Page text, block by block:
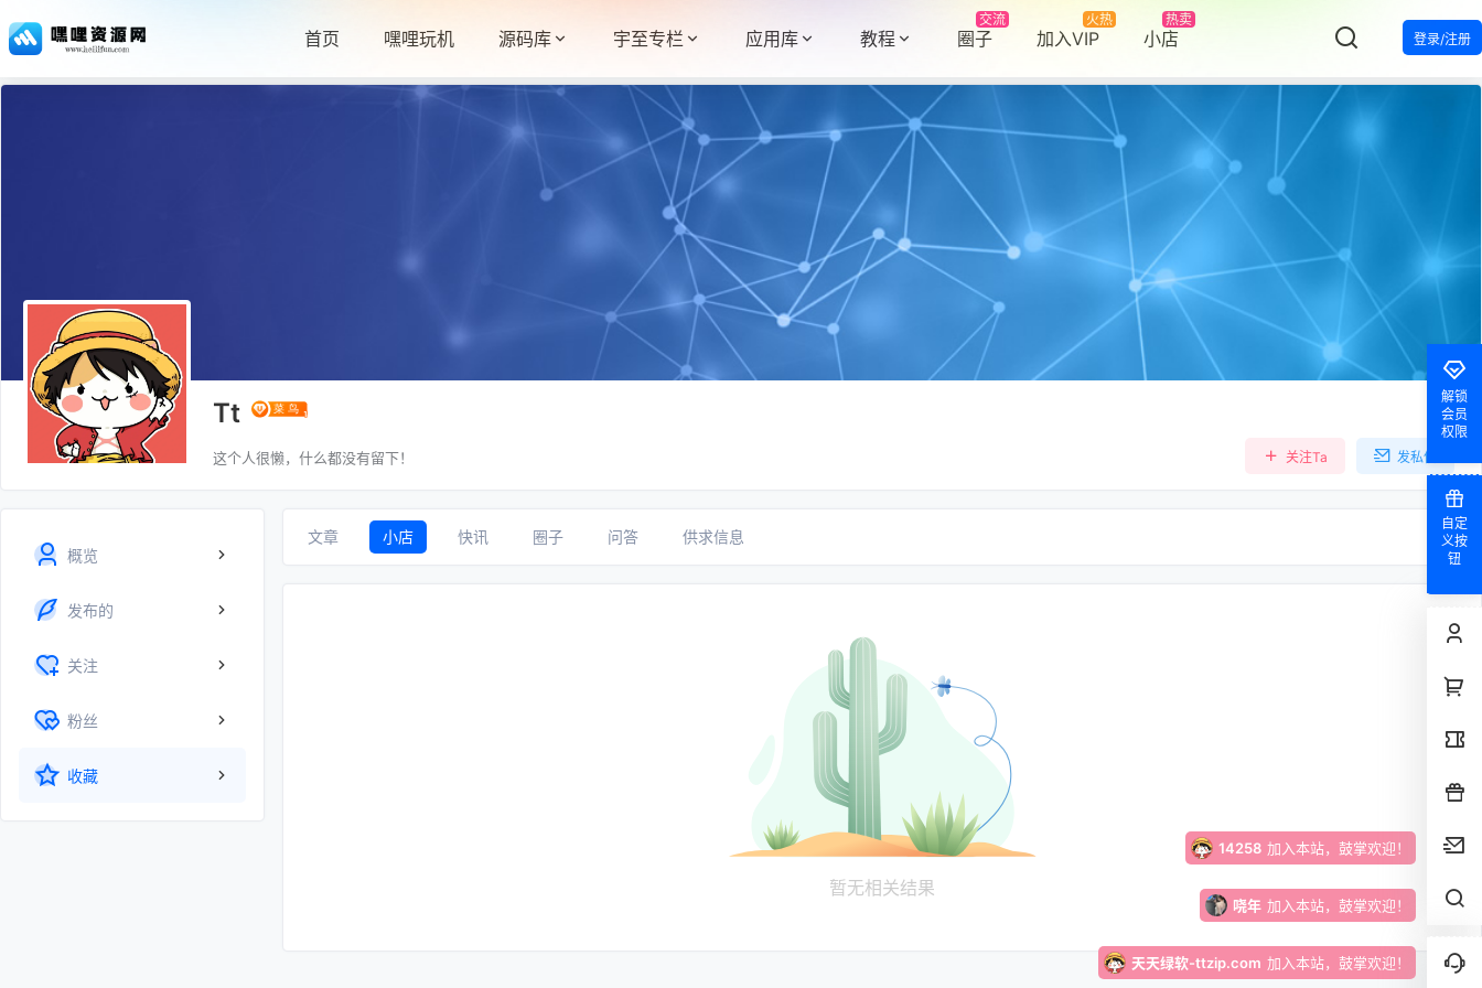
登录/注册
首页 嘿哩玩机 源码库 宇至专栏 应用库 教程 圈子
交流
加入VIP
火热
小店
热卖
Tt
这个人很懒，什么都没有留下！ 关注Ta 发私信
概览
发布的
关注
粉丝
收藏
文章 小店 快讯 圈子 问答 供求信息
暂无相关结果
解锁
会员
权限
自定
义按
钮
罗杰 发布圈子
罗杰 证书名称：Etisalat – Emirates Telecommunications Corporation 状态：正常
60 点积分 ，继续坚持！
哓年 加入本站，鼓掌欢迎！
天天绿软-ttzip.com 加入本站，鼓掌欢迎！
bozi1 签到奖励 131 点积分，继续坚持！